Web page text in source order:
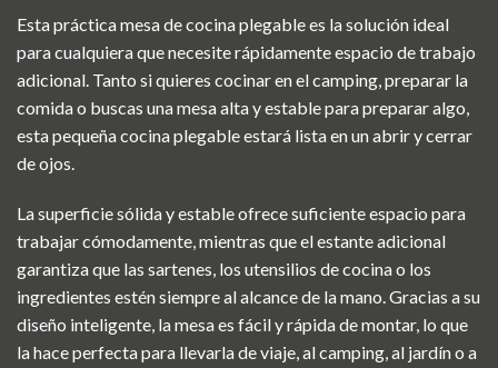
Esta práctica mesa de cocina plegable es la solución ideal
para cualquiera que necesite rápidamente espacio de trabajo
adicional. Tanto si quieres cocinar en el camping, preparar la
comida o buscas una mesa alta y estable para preparar algo,
esta pequeña cocina plegable estará lista en un abrir y cerrar
de ojos.
La superficie sólida y estable ofrece suficiente espacio para
trabajar cómodamente, mientras que el estante adicional
garantiza que las sartenes, los utensilios de cocina o los
ingredientes estén siempre al alcance de la mano. Gracias a su
diseño inteligente, la mesa es fácil y rápida de montar, lo que
la hace perfecta para llevarla de viaje, al camping, al jardín o a